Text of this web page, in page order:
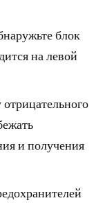
блок
на левой
и получения